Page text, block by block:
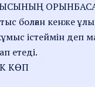
болған кенже
істеймін деп
етеді.
КӨП